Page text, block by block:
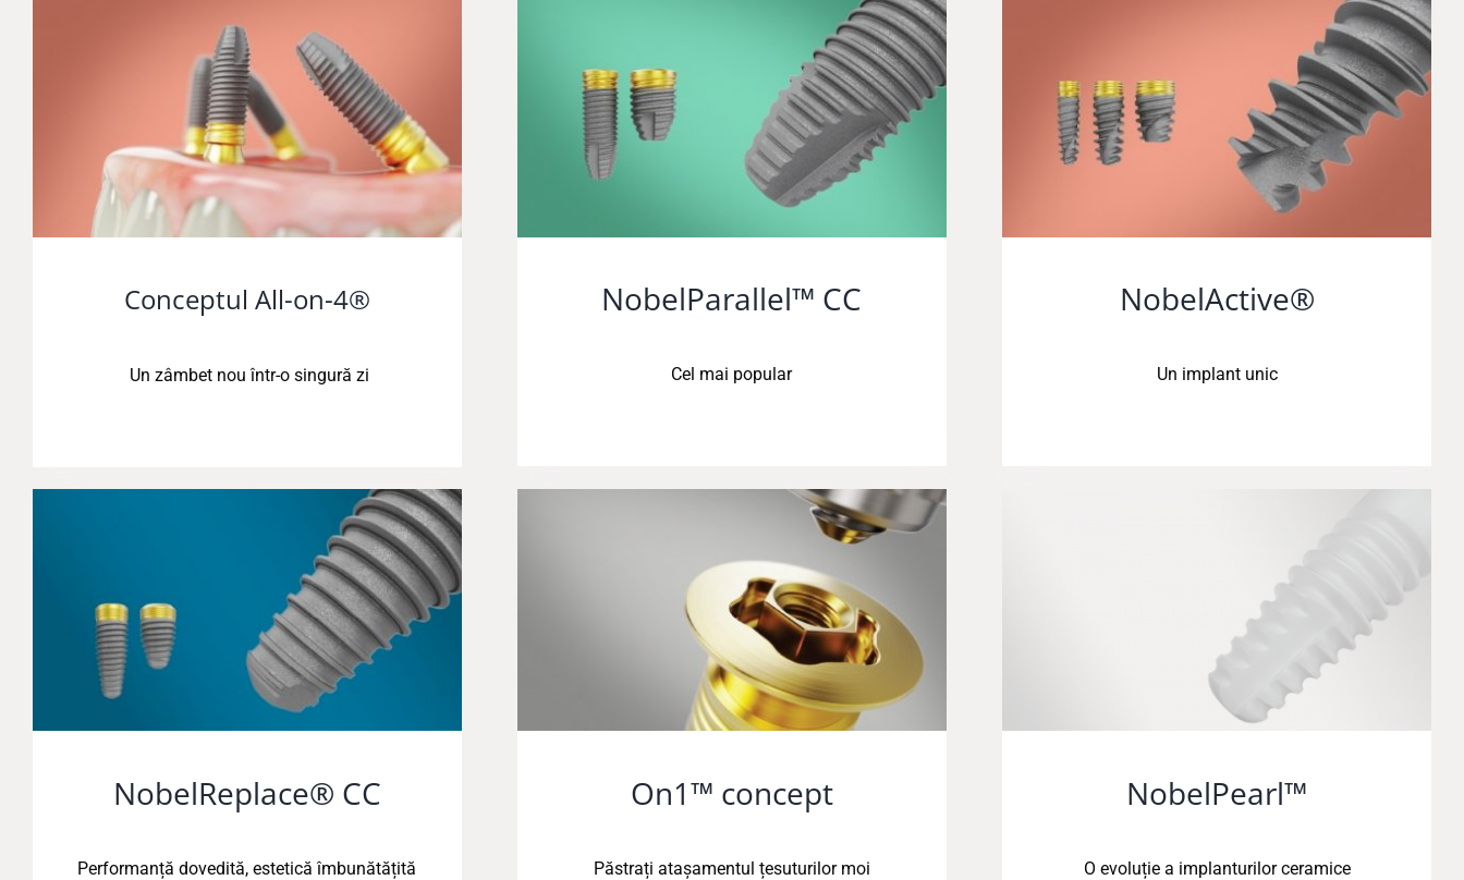
Conceptul All-on-4®
Un zâmbet nou într-o singură zi
NobelParallel™ CC
Cel mai popular
NobelActive®
Un implant unic
NobelReplace® CC
Performanță dovedită, estetică îmbunătățită
On1™ concept
Păstrați atașamentul țesuturilor moi
NobelPearl™
O evoluție a implanturilor ceramice